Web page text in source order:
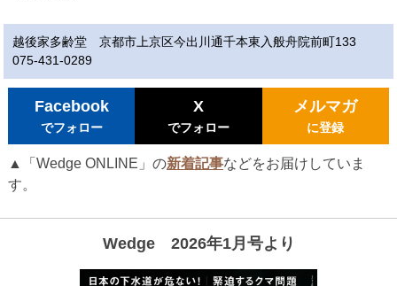
越後家多齢堂 京都市上京区今出川通千本東入般舟院前町133
075-431-0289
Facebook
でフォロー
X
でフォロー
メルマガ
に登録
▲「Wedge ONLINE」の新着記事などをお届けしていま
す。
Wedge 2026年1月号より